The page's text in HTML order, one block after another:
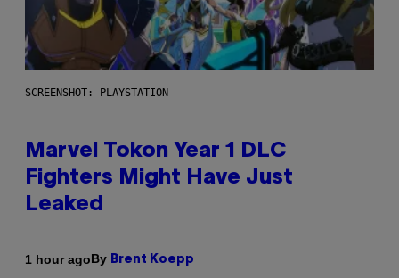
SCREENSHOT: PLAYSTATION
Marvel Tokon Year 1 DLC
Fighters Might Have Just
Leaked
1 hour agoBy Brent Koepp